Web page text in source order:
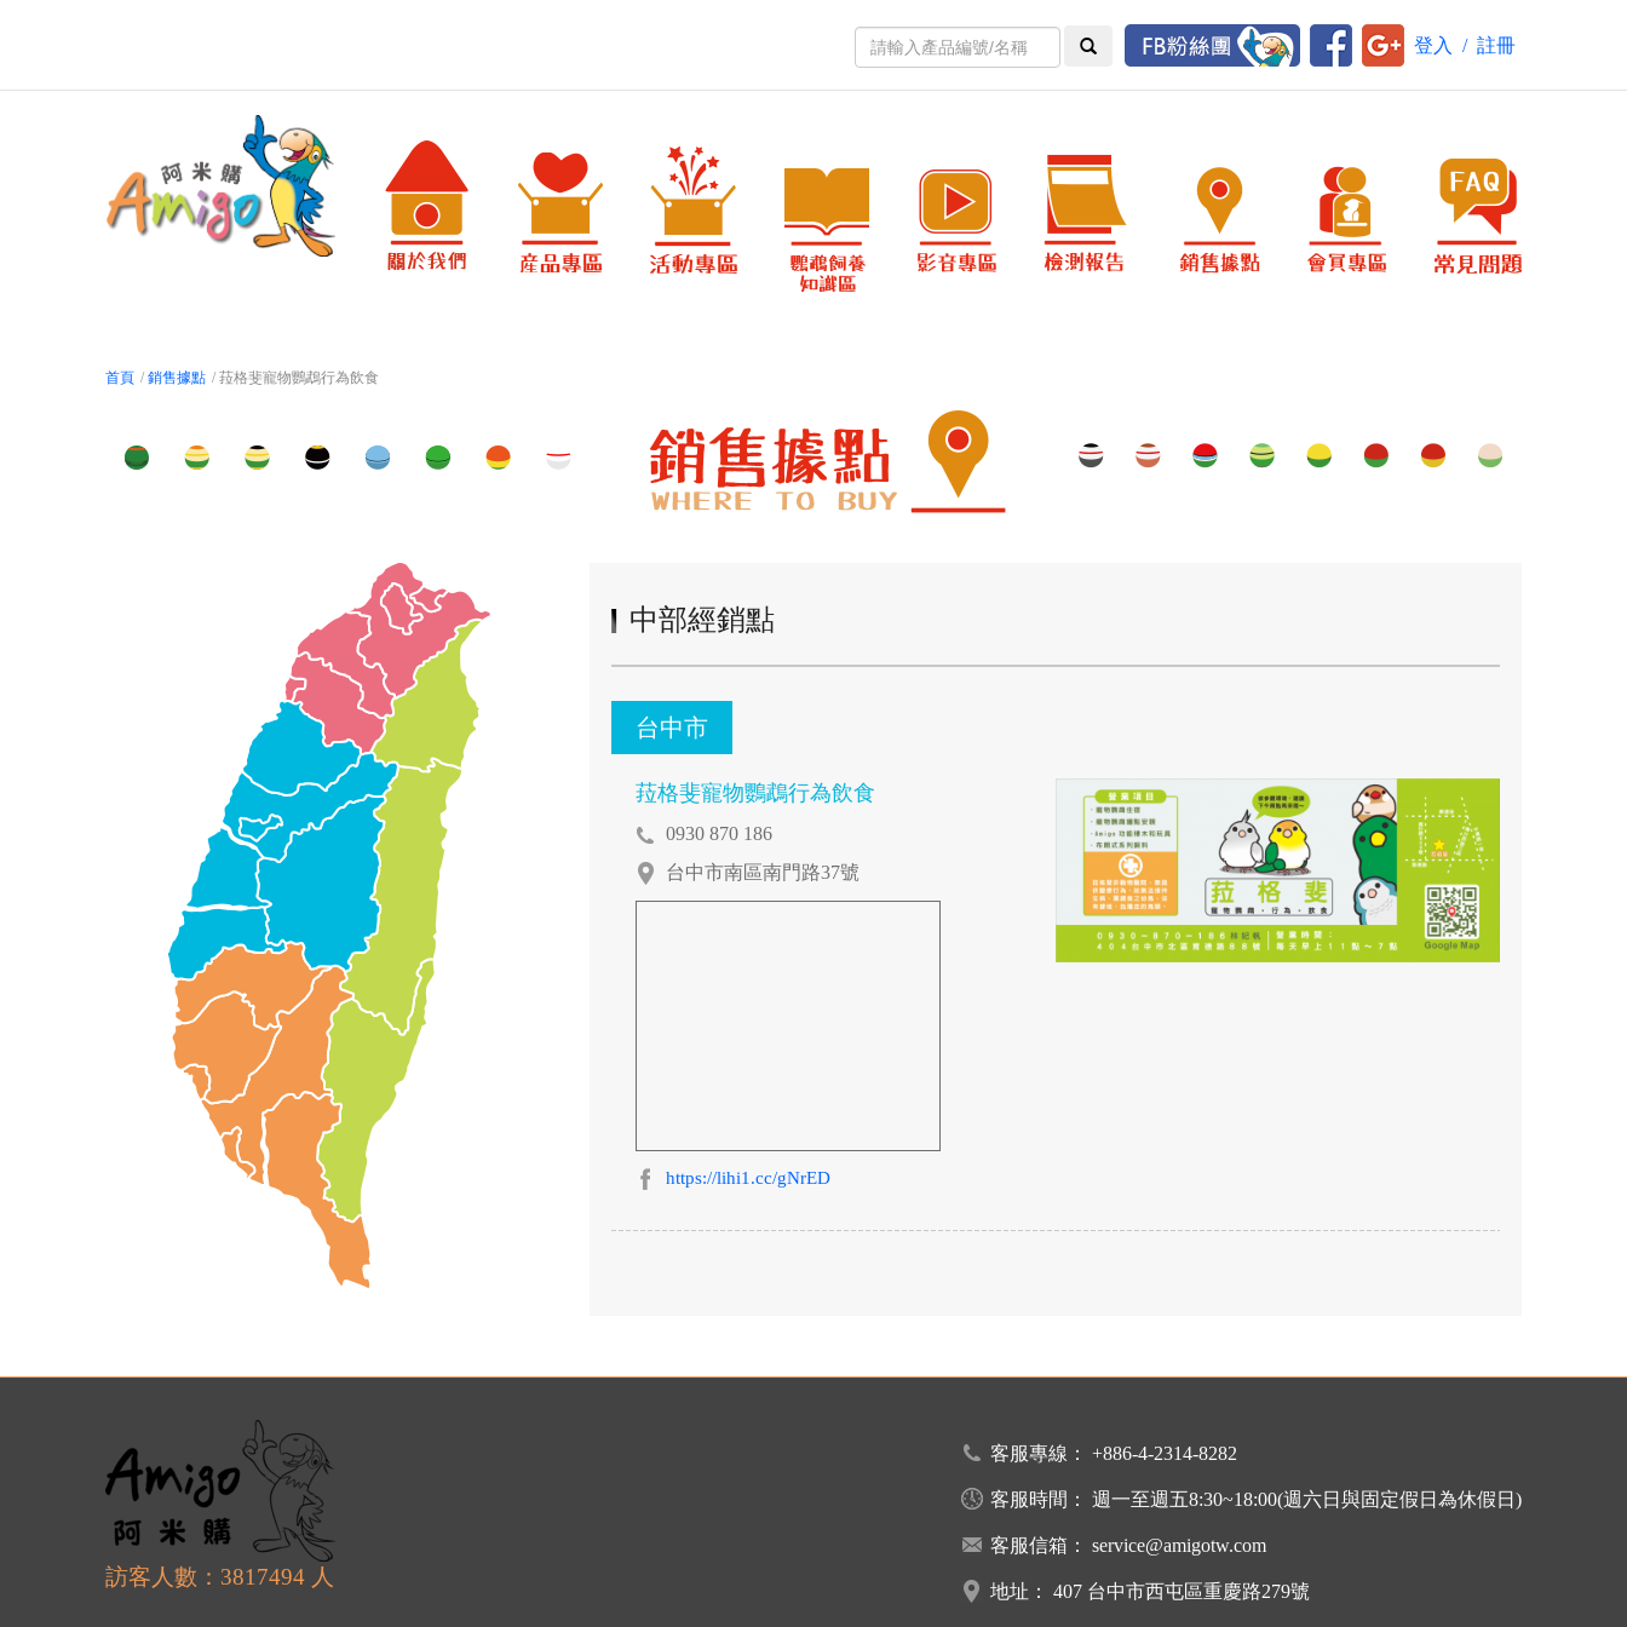
登入 / 註冊
首頁 / 銷售據點 / 菈格斐寵物鸚鵡行為飲食
中部經銷點
台中市
菈格斐寵物鸚鵡行為飲食
0930 870 186
台中市南區南門路37號
https://lihi1.cc/gNrED
訪客人數：3817494 人
客服專線： +886-4-2314-8282
客服時間： 週一至週五8:30~18:00(週六日與固定假日為休假日)
客服信箱： service@amigotw.com
地址： 407 台中市西屯區重慶路279號